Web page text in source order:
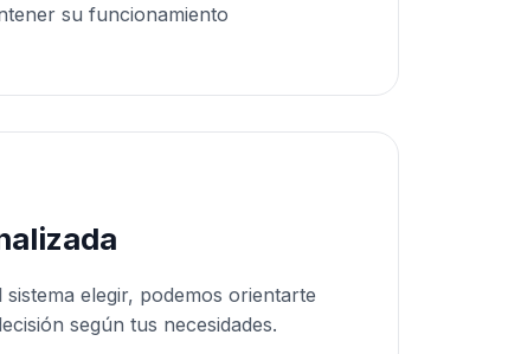
su funcionamiento
elegir, podemos orientarte
según tus necesidades.